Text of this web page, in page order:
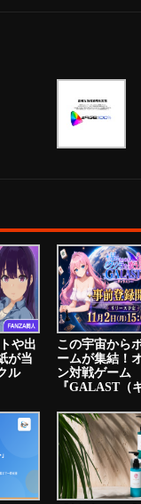
や出
が当
ル
この宇宙から
ームが集結！
ン対戦ゲーム
『GALAST（